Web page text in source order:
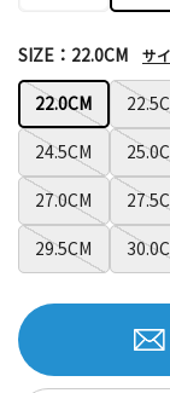
22.0CM
24.5CM
27.0CM
29.5CM
SIZE：22.0CM サ